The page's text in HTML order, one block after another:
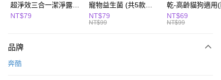
全盈+PAY
「Hami Point」為中華電信所提供之點數服務，可於會員專區綁定中華電信
運送方式
超淨效三合一潔淨露
200ml(濃郁麝香)
NT$79
寵物益生菌 (共5款可
選) 1.5gx2包/盒、
2gx2包/盒
NT$79
NT$99
乾-高齡貓狗適用
10g/櫻桃鴨肉8g)
NT$69
NT$99
品牌
奔酷